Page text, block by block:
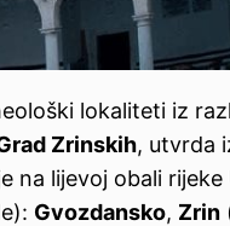
lokaliteti iz
Zrinskih, utvrda
na lijevoj obali rijeke
Gvozdansko, Zrin